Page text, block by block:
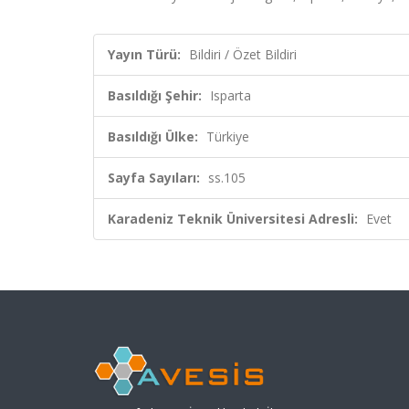
Yayın Türü: Bildiri / Özet Bildiri
Basıldığı Şehir: Isparta
Basıldığı Ülke: Türkiye
Sayfa Sayıları: ss.105
Karadeniz Teknik Üniversitesi Adresli: Evet